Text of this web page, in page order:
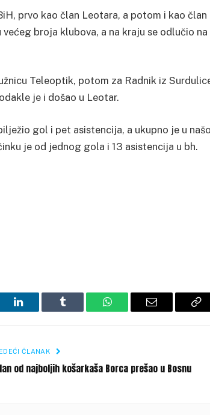
prvo kao član Leotara, a potom i kao član
broja klubova, a na kraju se odlučio na
Teleoptik, potom za Radnik iz
je i došao u Leotar.
gol i pet asistencija, a ukupno je u
je od jednog gola i 13 asistencija u bh.
LinkedIn Tumblr WhatsAppEmail
ČLANAK
od najboljih košarkaša Borca prešao u Bosnu